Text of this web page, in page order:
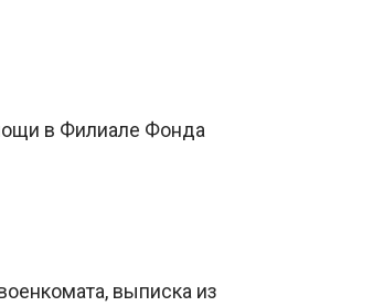
в Филиале Фонда
выписка из